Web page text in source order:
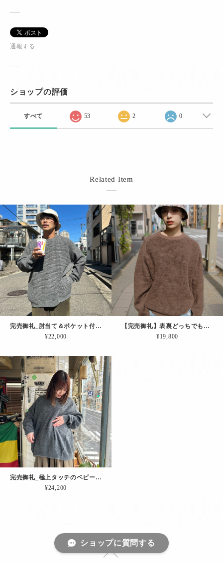
通報する
ショップの評価
すべて 53 2 0
Related Item
完売御礼_肘当て＆ポケット付きの、過去最高に「ゆったりしたプルオーバー（グレー）
¥22,000
【完売御礼】表裏どっちでも着れるニット「コンビ・リバーシブルPO.（ブラウン）」
¥19,800
完売御礼_極上タッチのベビーアルパカを使った「リバーシブルPO.（グレー）」
¥24,200
ショップに質問する